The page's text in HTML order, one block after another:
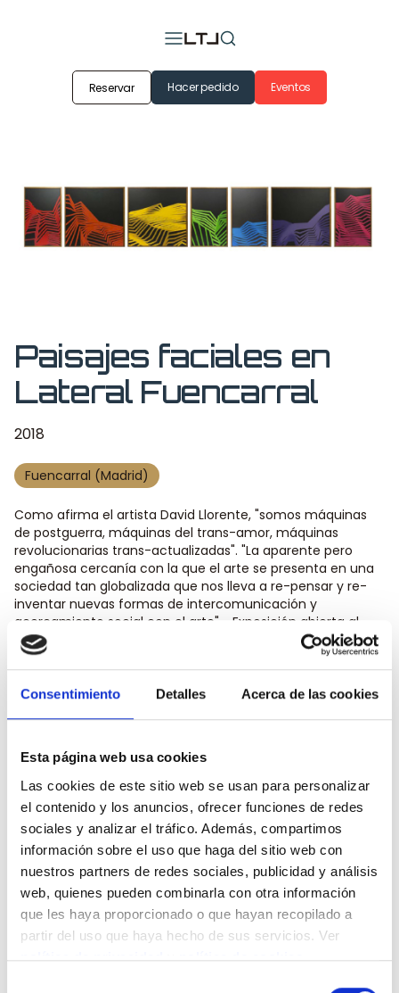
Consentimiento Detalles Acerca de las cookies
Esta página web usa cookies
Las cookies de este sitio web se usan para personalizar
el contenido y los anuncios, ofrecer funciones de redes
sociales y analizar el tráfico. Además, compartimos
información sobre el uso que haga del sitio web con
nuestros partners de redes sociales, publicidad y análisis
web, quienes pueden combinarla con otra información
que les haya proporcionado o que hayan recopilado a
partir del uso que haya hecho de sus servicios. Ver
política de privacidadypolítica de cookies.
Reservar Hacer pedido Eventos
Paisajes faciales en
Lateral Fuencarral
2018
Fuencarral (Madrid)
Como afirma el artista David Llorente, "somos máquinas
de postguerra, máquinas del trans-amor, máquinas
revolucionarias trans-actualizadas". "La aparente pero
engañosa cercanía con la que el arte se presenta en una
sociedad tan globalizada que nos lleva a re-pensar y re-
inventar nuevas formas de intercomunicación y
acercamiento social con el arte". Exposición abierta al
público, hasta finales de octubre. ¡No pierdas la
oportunidad de contemplar grandes obras de arte
contemporáneo mientras saboreas uno de nuestros
deliciosos pinchos!
Comparte este contenido
Noticias relacionadas